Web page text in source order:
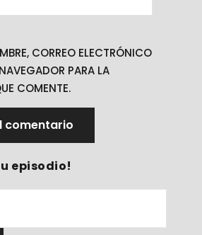
CORREO ELECTRÓNICO
PARA LA
COMENTE.
episodio!